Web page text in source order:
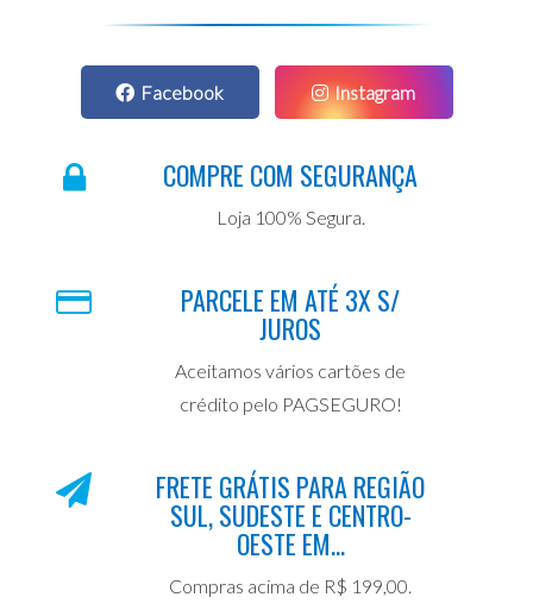
Facebook Instagram
COMPRE COM SEGURANÇA
Loja 100% Segura.
PARCELE EM ATÉ 3X S/
JUROS
Aceitamos vários cartões de
crédito pelo PAGSEGURO!
FRETE GRÁTIS PARA REGIÃO
SUL, SUDESTE E CENTRO-
OESTE EM...
Compras acima de R$ 199,00.